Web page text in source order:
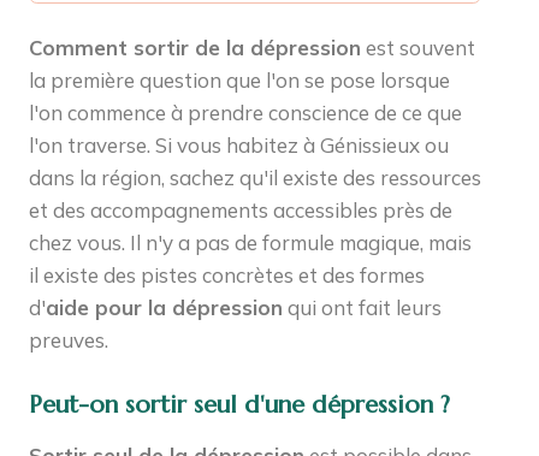
Comment sortir de la dépression est souvent
la première question que l'on se pose lorsque
l'on commence à prendre conscience de ce que
l'on traverse. Si vous habitez à Génissieux ou
dans la région, sachez qu'il existe des ressources
et des accompagnements accessibles près de
chez vous. Il n'y a pas de formule magique, mais
il existe des pistes concrètes et des formes
d'aide pour la dépression qui ont fait leurs
preuves.
Peut-on sortir seul d'une dépression ?